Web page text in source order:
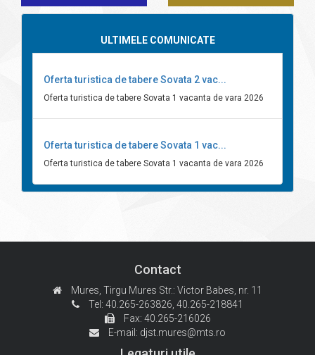
ULTIMELE COMUNICATE
Oferta turistica de tabere Sovata 2 vac...
Oferta turistica de tabere Sovata 1 vacanta de vara 2026
Oferta turistica de tabere Sovata 1 vac...
Oferta turistica de tabere Sovata 1 vacanta de vara 2026
Contact
Mures, Tirgu Mures Str.: Victor Babes, nr. 11
Tel: 40.265-263826, 40.265-218841
Fax: 40.265-216026
E-mail: djst.mures@mts.ro